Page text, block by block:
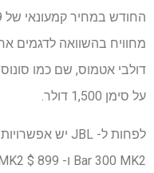
מחוויח בהשוואה לדגמים
דולבי אטמוס, שם כמו
על סימן 1,500 דולר.